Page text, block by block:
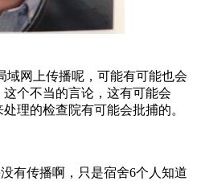
域网上传播呢，可能有可能也会
个不当的言论，这有可能会
理的检查院有可能会批捕的。
有传播啊，只是宿舍6个人知道